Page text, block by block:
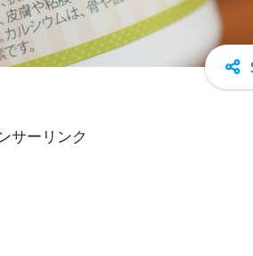
サーリンク